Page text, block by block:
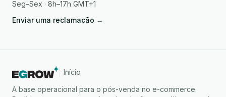
Seg–Sex · 8h–17h GMT+1
Enviar uma reclamação →
Início
A base operacional para o pós-venda no e-commerce.